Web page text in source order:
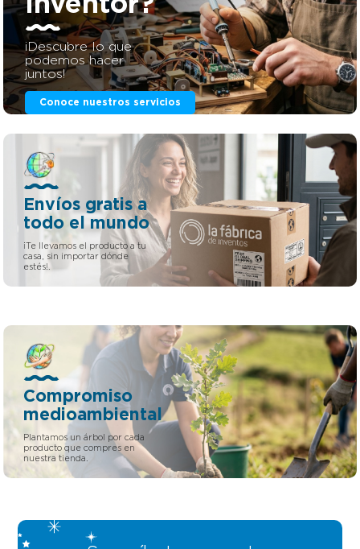
¡Descubre lo que
podemos hacer
juntos!
Conoce nuestros servicios
Envíos gratis a
todo el mundo
¡Te llevamos el producto a tu
casa, sin importar dónde
estés!.
Compromiso
medioambiental
Plantamos un árbol por cada
producto que compres en
nuestra tienda.